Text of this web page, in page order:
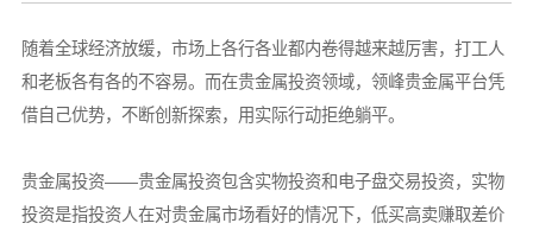
随着全球经济放缓，市场上各行各业都内卷得越来越厉害，打工人
和老板各有各的不容易。而在贵金属投资领域，领峰贵金属平台凭
借自己优势，不断创新探索，用实际行动拒绝躺平。
贵金属投资——贵金属投资包含实物投资和电子盘交易投资，实物
投资是指投资人在对贵金属市场看好的情况下，低买高卖赚取差价